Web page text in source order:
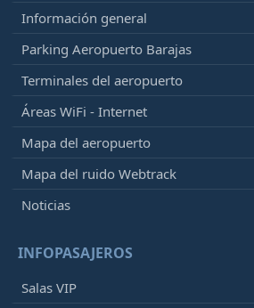
Información general
Parking Aeropuerto Barajas
Terminales del aeropuerto
Áreas WiFi - Internet
Mapa del aeropuerto
Mapa del ruido Webtrack
Noticias
INFOPASAJEROS
Salas VIP